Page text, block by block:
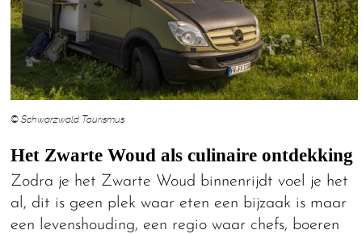
© Schwarzwald Tourismus
Het Zwarte Woud als culinaire ontdekking
Zodra je het Zwarte Woud binnenrijdt voel je het
al, dit is geen plek waar eten een bijzaak is maar
een levenshouding, een regio waar chefs, boeren